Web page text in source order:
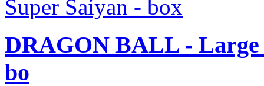
DRAGON BALL - Large
bo